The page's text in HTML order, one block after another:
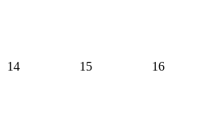
14 15 16